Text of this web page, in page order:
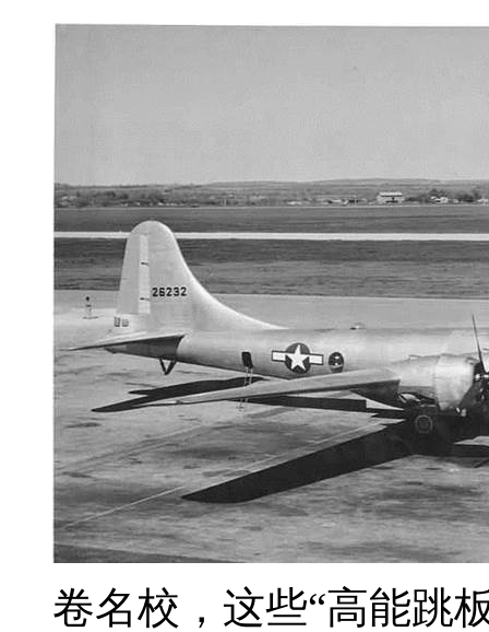
卷名校，这些“高能跳